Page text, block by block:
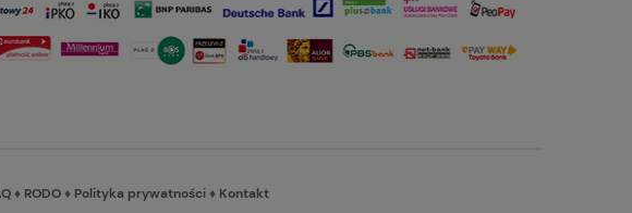
♦ RODO♦ Polityka prywatności♦ Kontakt